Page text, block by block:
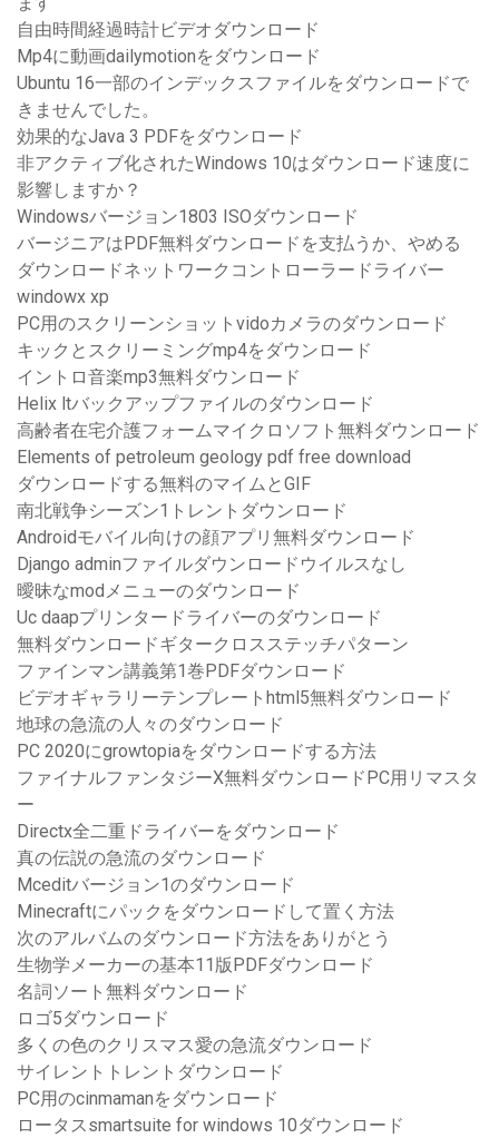
自由時間経過時計ビデオダウンロード
Mp4に動画dailymotionをダウンロード
Ubuntu 16一部のインデックスファイルをダウンロードで
きませんでした。
効果的なJava 3 PDFをダウンロード
非アクティブ化されたWindows 10はダウンロード速度に
影響しますか？
Windowsバージョン1803 ISOダウンロード
バージニアはPDF無料ダウンロードを支払うか、やめる
ダウンロードネットワークコントローラードライバー
windowx xp
PC用のスクリーンショットvidoカメラのダウンロード
キックとスクリーミングmp4をダウンロード
イントロ音楽mp3無料ダウンロード
Helix ltバックアップファイルのダウンロード
高齢者在宅介護フォームマイクロソフト無料ダウンロード
Elements of petroleum geology pdf free download
ダウンロードする無料のマイムとGIF
南北戦争シーズン1トレントダウンロード
Androidモバイル向けの顔アプリ無料ダウンロード
Django adminファイルダウンロードウイルスなし
曖昧なmodメニューのダウンロード
Uc daapプリンタードライバーのダウンロード
無料ダウンロードギタークロスステッチパターン
ファインマン講義第1巻PDFダウンロード
ビデオギャラリーテンプレートhtml5無料ダウンロード
地球の急流の人々のダウンロード
PC 2020にgrowtopiaをダウンロードする方法
ファイナルファンタジーX無料ダウンロードPC用リマスタ
ー
Directx全二重ドライバーをダウンロード
真の伝説の急流のダウンロード
Mceditバージョン1のダウンロード
Minecraftにパックをダウンロードして置く方法
次のアルバムのダウンロード方法をありがとう
生物学メーカーの基本11版PDFダウンロード
名詞ソート無料ダウンロード
ロゴ5ダウンロード
多くの色のクリスマス愛の急流ダウンロード
サイレントトレントダウンロード
PC用のcinmamanをダウンロード
ロータスsmartsuite for windows 10ダウンロード